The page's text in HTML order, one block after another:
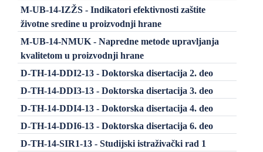
M-UB-14-IZŽS - Indikatori efektivnosti zaštite
životne sredine u proizvodnji hrane
M-UB-14-NMUK - Napredne metode upravljanja
kvalitetom u proizvodnji hrane
D-TH-14-DDI2-13 - Doktorska disertacija 2. deo
D-TH-14-DDI3-13 - Doktorska disertacija 3. deo
D-TH-14-DDI4-13 - Doktorska disertacija 4. deo
D-TH-14-DDI6-13 - Doktorska disertacija 6. deo
D-TH-14-SIR1-13 - Studijski istraživački rad 1